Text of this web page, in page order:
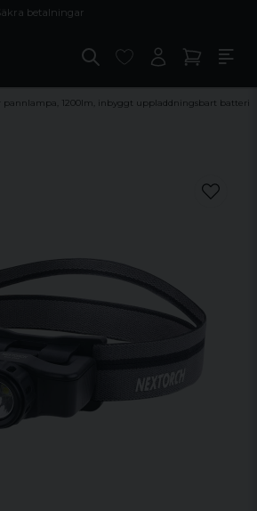
betalningar
pannlampa, 1200lm, inbyggt uppladdningsbart batteri